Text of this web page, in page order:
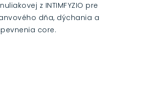
z INTIMFYZIO pre
dňa, dýchania a
core.